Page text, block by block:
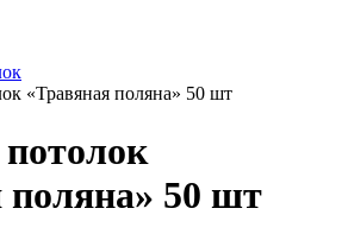
«Травяная поляна» 50 шт
поляна» 50 шт